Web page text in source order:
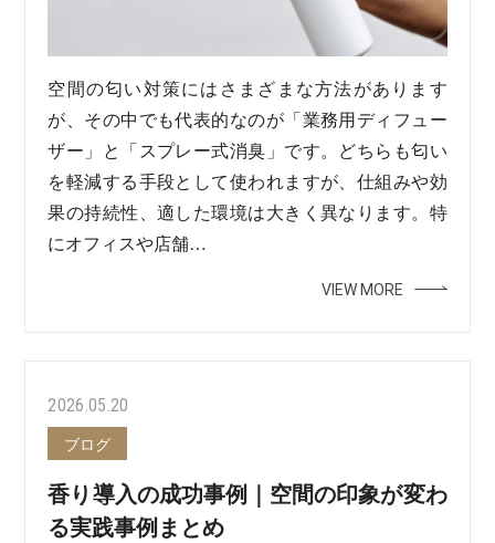
空間の匂い対策にはさまざまな方法があります
が、その中でも代表的なのが「業務用ディフュー
ザー」と「スプレー式消臭」です。どちらも匂い
を軽減する手段として使われますが、仕組みや効
果の持続性、適した環境は大きく異なります。特
にオフィスや店舗…
VIEW MORE
2026.05.20
ブログ
香り導入の成功事例｜空間の印象が変わ
る実践事例まとめ